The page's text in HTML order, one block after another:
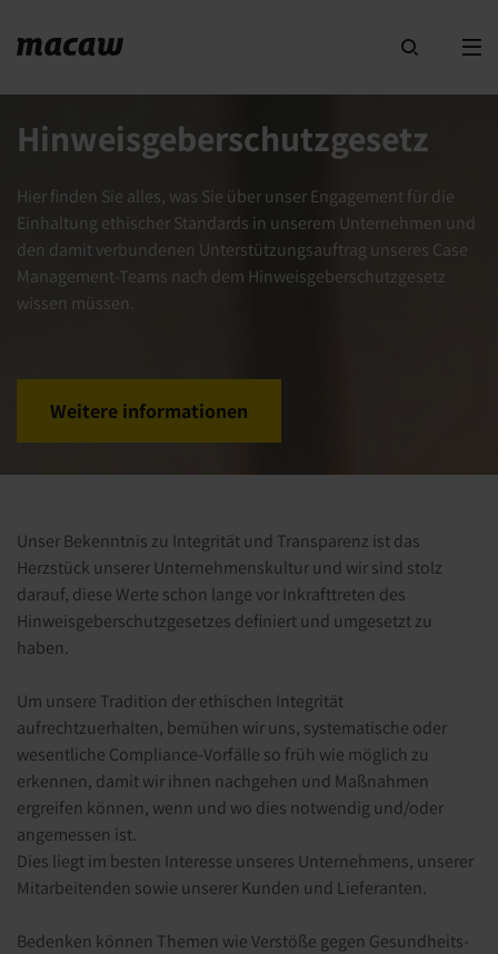
Hinweisgeberschutzgesetz
Hier finden Sie alles, was Sie über unser Engagement für die
Einhaltung ethischer Standards in unserem Unternehmen und
den damit verbundenen Unterstützungsauftrag unseres Case
Management-Teams nach dem Hinweisgeberschutzgesetz
wissen müssen.
Weitere informationen
Unser Bekenntnis zu Integrität und Transparenz ist das
Herzstück unserer Unternehmenskultur und wir sind stolz
darauf, diese Werte schon lange vor Inkrafttreten des
Hinweisgeberschutzgesetzes definiert und umgesetzt zu
haben.
Um unsere Tradition der ethischen Integrität
aufrechtzuerhalten, bemühen wir uns, systematische oder
wesentliche Compliance-Vorfälle so früh wie möglich zu
erkennen, damit wir ihnen nachgehen und Maßnahmen
ergreifen können, wenn und wo dies notwendig und/oder
angemessen ist.
Dies liegt im besten Interesse unseres Unternehmens, unserer
Mitarbeitenden sowie unserer Kunden und Lieferanten.
Bedenken können Themen wie Verstöße gegen Gesundheits-